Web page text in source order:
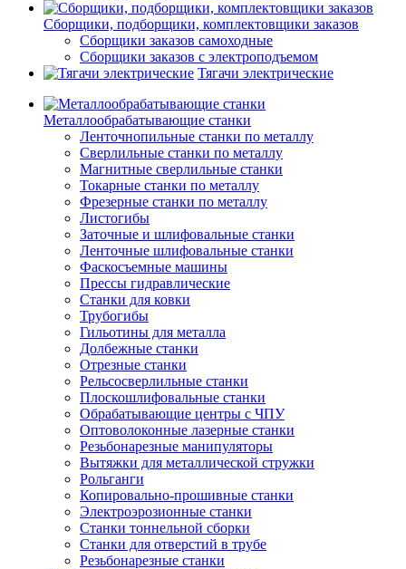
Сборщики, подборщики, комплектовщики заказов
Сборщики заказов самоходные
Сборщики заказов с электроподъемом
Тягачи электрические
Металлообрабатывающие станки
Ленточнопильные станки по металлу
Сверлильные станки по металлу
Магнитные сверлильные станки
Токарные станки по металлу
Фрезерные станки по металлу
Листогибы
Заточные и шлифовальные станки
Ленточные шлифовальные станки
Фаскосъемные машины
Прессы гидравлические
Станки для ковки
Трубогибы
Гильотины для металла
Долбежные станки
Отрезные станки
Рельсосверлильные станки
Плоскошлифовальные станки
Обрабатывающие центры с ЧПУ
Оптоволоконные лазерные станки
Резьбонарезные манипуляторы
Вытяжки для металлической стружки
Рольганги
Копировально-прошивные станки
Электроэрозионные станки
Станки тоннельной сборки
Станки для отверстий в трубе
Резьбонарезные станки